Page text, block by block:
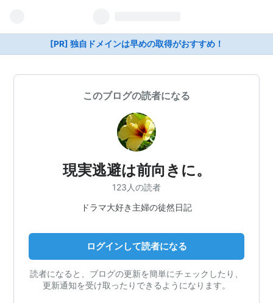
[PR] 独自ドメインは早めの取得がおすすめ！
このブログの読者になる
現実逃避は前向きに。
123人の読者
ドラマ大好き主婦の徒然日記
ログインして読者になる
読者になると、ブログの更新を簡単にチェックしたり、
更新通知を受け取ったりできるようになります。